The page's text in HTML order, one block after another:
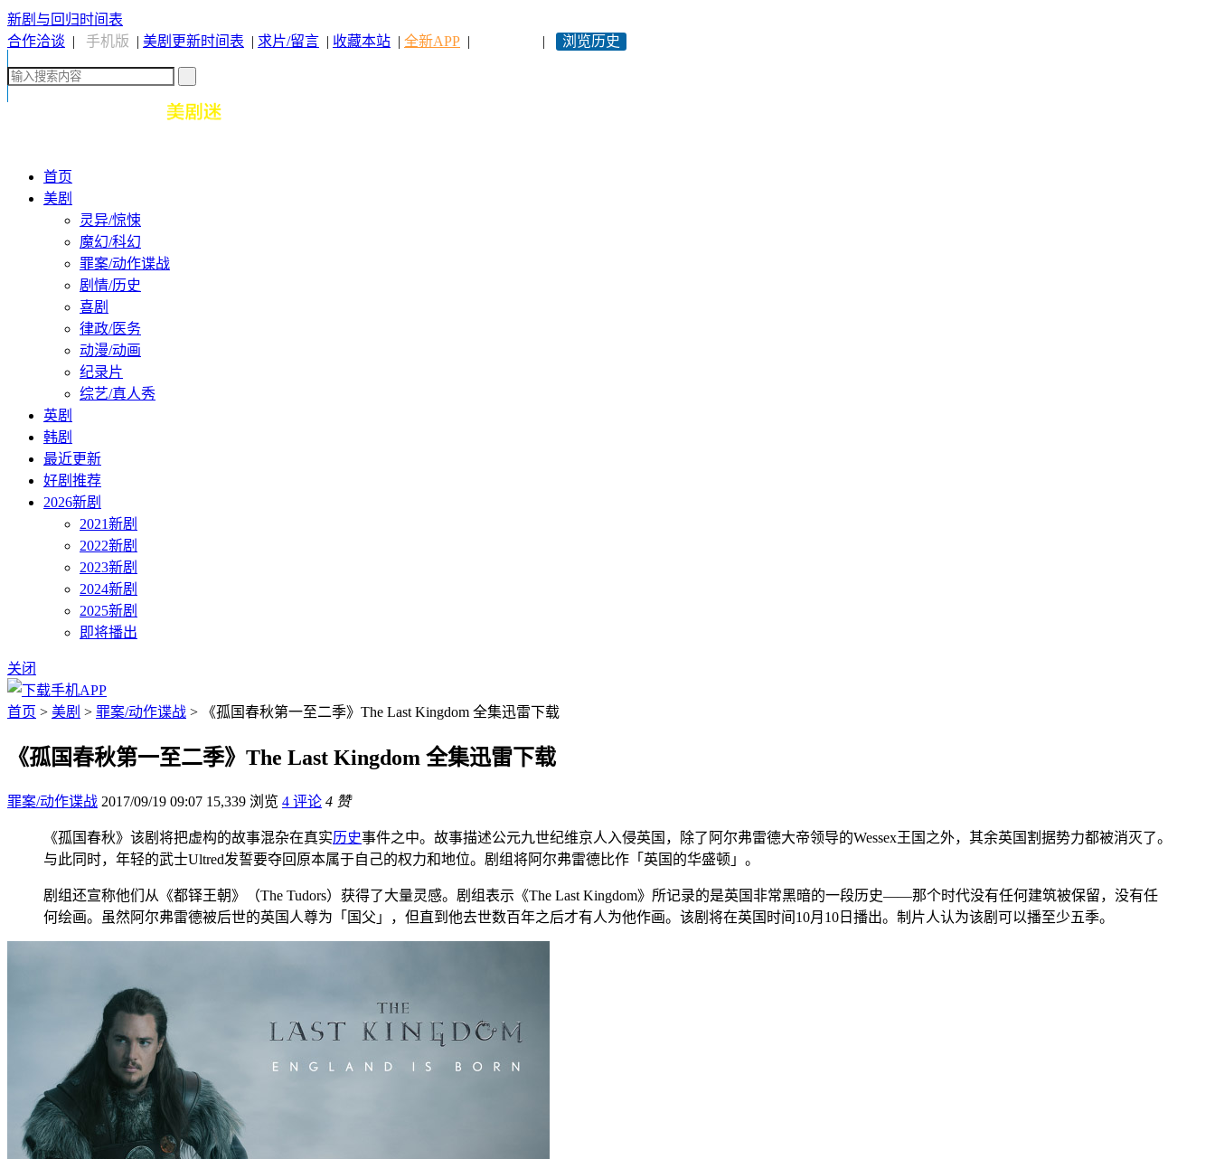
新剧与回归时间表
合作洽谈 | 手机版 | 美剧更新时间表 | 求片/留言 | 收藏本站 | 全新APP | | 浏览历史
首页
美剧
灵异/惊悚
魔幻/科幻
罪案/动作谍战
剧情/历史
喜剧
律政/医务
动漫/动画
纪录片
综艺/真人秀
英剧
韩剧
最近更新
好剧推荐
2026新剧
2021新剧
2022新剧
2023新剧
2024新剧
2025新剧
即将播出
关闭
首页 > 美剧 > 罪案/动作谍战 > 《孤国春秋第一至二季》The Last Kingdom 全集迅雷下载
《孤国春秋第一至二季》The Last Kingdom 全集迅雷下载
罪案/动作谍战 2017/09/19 09:07 15,339 浏览 4 评论 4 赞
《孤国春秋》该剧将把虚构的故事混杂在真实历史事件之中。故事描述公元九世纪维京人入侵英国，除了阿尔弗雷德大帝领导的Wessex王国之外，其余英国割据势力都被消灭了。
与此同时，年轻的武士Ultred发誓要夺回原本属于自己的权力和地位。剧组将阿尔弗雷德比作「英国的华盛顿」。
剧组还宣称他们从《都铎王朝》（The Tudors）获得了大量灵感。剧组表示《The Last Kingdom》所记录的是英国非常黑暗的一段历史——那个时代没有任何建筑被保留，没有任
何绘画。虽然阿尔弗雷德被后世的英国人尊为「国父」，但直到他去世数百年之后才有人为他作画。该剧将在英国时间10月10日播出。制片人认为该剧可以播至少五季。